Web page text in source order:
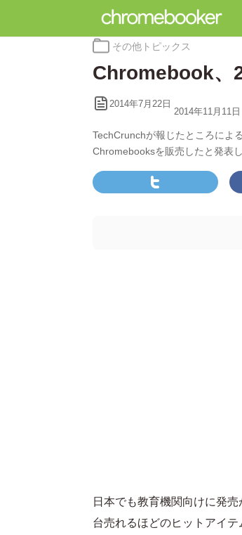
カ
ゴ
ー:
その他トピックス
Chromebook、
2014年7月22日
2014年11月11日
TechCrunchが報じたところによ
Chromebooksを販売したと発表し
日本でも教育機関向けに発
台売れるほどのヒットアイテ